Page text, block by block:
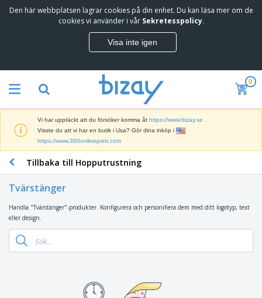
Den här webbplatsen lagrar cookies på din enhet. Du kan läsa mer om de
cookies vi använder i vår Sekretesspolicy.
Visa inte igen
0
Vi har upptäckt att du försöker komma åt https://www.bizay.se
Visste du att vi har en butik i Usa? Gör dina inköp i
https://www.360onlineprint.com
Tillbaka till Hopputrustning
Tvärstänger
Handla "Tvärstänger"-produkter. Konfigurera och personifiera dem med ditt logotyp, text
eller design.